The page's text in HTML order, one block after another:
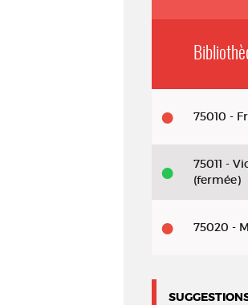
Livre - DL
75010 -
75011 -
(fermée)
75020 -